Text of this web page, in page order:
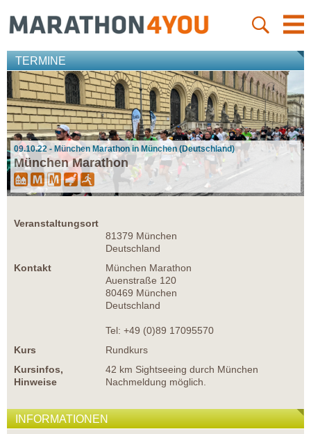
TERMINE
09.10.22 - München Marathon in München (Deutschland)
München Marathon
Veranstaltungsort
81379 München
Deutschland
Kontakt
München Marathon
Auenstraße 120
80469 München
Deutschland
Tel: +49 (0)89 17095570
Kurs
Rundkurs
Kursinfos,
Hinweise
42 km Sightseeing durch München
Nachmeldung möglich.
INFORMATIONEN